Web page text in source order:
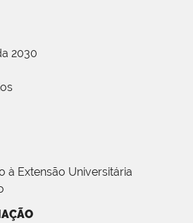
2030
à Extensão Universitária